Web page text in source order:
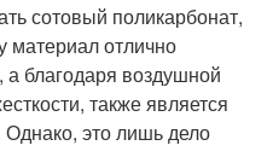
сотовый поликарбонат,
материал отлично
благодаря воздушной
также является
это лишь дело